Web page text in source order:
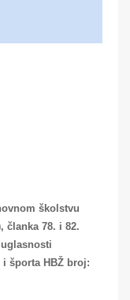
školstvu
članka 78. i 82.
športa HBŽ broj: